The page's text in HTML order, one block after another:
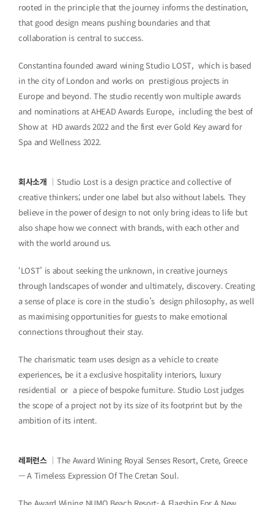
rooted in the principle that the journey informs the destination,
that good design means pushing boundaries and that
collaboration is central to success.
Constantina founded award wining Studio LOST, which is based
in the city of London and works on prestigious projects in
Europe and beyond. The studio recently won multiple awards
and nominations at AHEAD Awards Europe, including the best of
Show at HD awards 2022 and the first ever Gold Key award for
Spa and Wellness 2022.
회사소개 ｜Studio Lost is a design practice and collective of
creative thinkers; under one label but also without labels. They
believe in the power of design to not only bring ideas to life but
also shape how we connect with brands, with each other and
with the world around us.
‘LOST’ is about seeking the unknown, in creative journeys
through landscapes of wonder and ultimately, discovery. Creating
a sense of place is core in the studio’s design philosophy, as well
as maximising opportunities for guests to make emotional
connections throughout their stay.
The charismatic team uses design as a vehicle to create
experiences, be it a exclusive hospitality interiors, luxury
residential or a piece of bespoke furniture. Studio Lost judges
the scope of a project not by its size of its footprint but by the
ambition of its intent.
레퍼런스 ｜The Award Wining Royal Senses Resort, Crete, Greece
— A Timeless Expression Of The Cretan Soul.
The Award Wining NUMO Beach Resort- A Flagship For A New